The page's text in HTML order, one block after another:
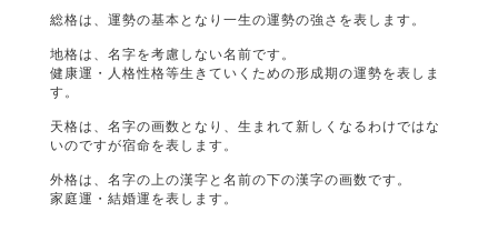
総格は、運勢の基本となり一生の運勢の強さを表します。
地格は、名字を考慮しない名前です。
健康運・人格性格等生きていくための形成期の運勢を表しま
す。
天格は、名字の画数となり、生まれて新しくなるわけではな
いのですが宿命を表します。
外格は、名字の上の漢字と名前の下の漢字の画数です。
家庭運・結婚運を表します。